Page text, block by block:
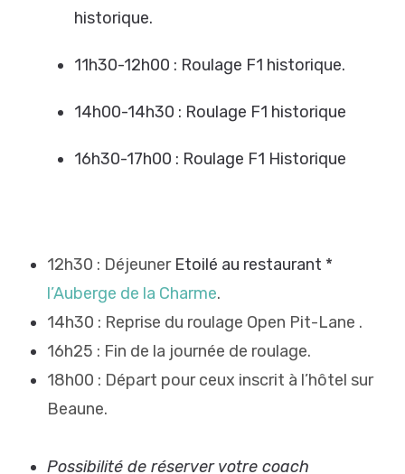
historique.
11h30-12h00 : Roulage F1 historique.
14h00-14h30 : Roulage F1 historique
16h30-17h00 : Roulage F1 Historique
12h30 : DéjeunerEtoilé au restaurant *
l’Auberge de la Charme.
14h30 : Reprise du roulage Open Pit-Lane .
16h25 : Fin de la journée de roulage.
18h00 : Départ pour ceux inscrit à l’hôtel sur
Beaune.
Possibilité de réserver votre coach